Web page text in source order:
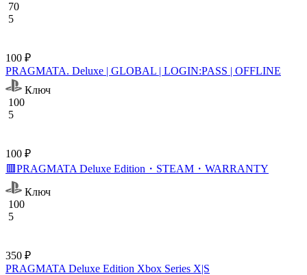
70
5
100 ₽
PRAGMATA. Deluxe | GLOBAL | LOGIN:PASS | OFFLINE
Ключ
100
5
100 ₽
🟥PRAGMATA Deluxe Edition・STEAM・WARRANTY
Ключ
100
5
350 ₽
PRAGMATA Deluxe Edition Xbox Series X|S